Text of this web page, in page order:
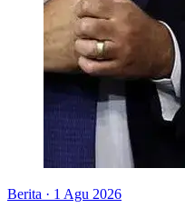
Berita · 1 Agu 2026